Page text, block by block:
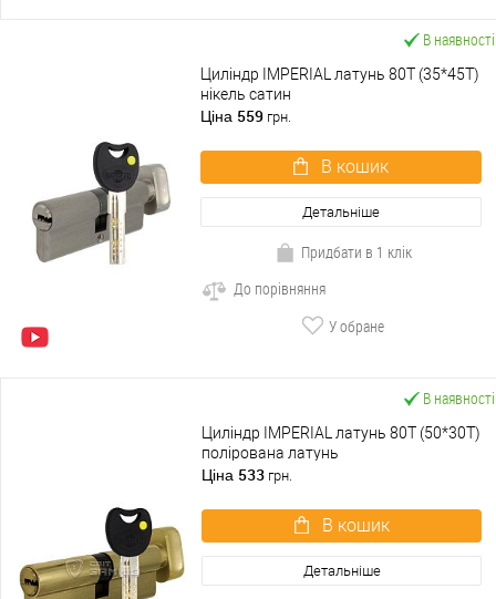
В наявності
Циліндр IMPERIAL латунь 80T (35*45T)
нікель сатин
Ціна 559 грн.
В кошик
Детальніше
Придбати в 1 клік
До порівняння
У обране
В наявності
Циліндр IMPERIAL латунь 80T (50*30T)
полірована латунь
Ціна 533 грн.
В кошик
Детальніше